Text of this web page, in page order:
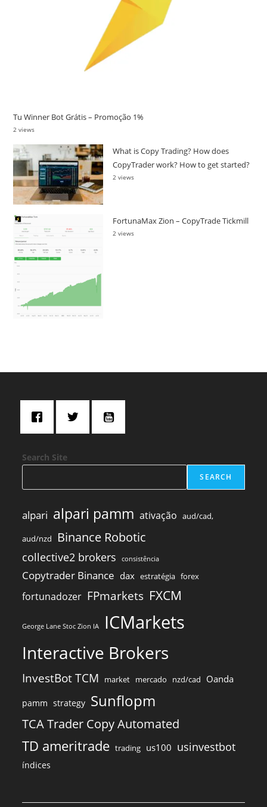
Tu Winner Bot Grátis – Promoção 1%
2 views
What is Copy Trading? How does
CopyTrader work? How to get started?
2 views
FortunaMax Zion – CopyTrade Tickmill
2 views
Search Site
SEARCH
alpari alpari pamm ativação aud/cad,
aud/nzd Binance Robotic
collective2 brokers consistência
Copytrader Binance dax estratégia forex
fortunadozer FPmarkets FXCM
George Lane Stoc Zion IA ICMarkets
Interactive Brokers
InvestBot TCM market mercado nzd/cad Oanda
pamm strategy Sunflopm
TCA Trader Copy Automated
TD ameritrade trading us100 usinvestbot
índices